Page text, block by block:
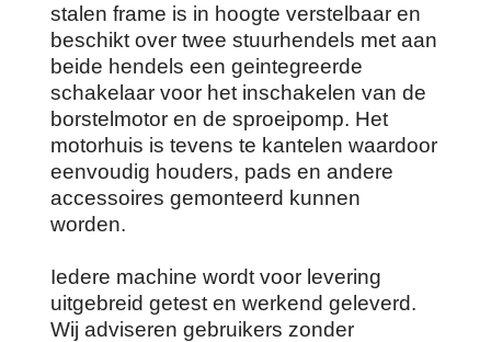
stalen frame is in hoogte verstelbaar en
beschikt over twee stuurhendels met aan
beide hendels een geintegreerde
schakelaar voor het inschakelen van de
borstelmotor en de sproeipomp. Het
motorhuis is tevens te kantelen waardoor
eenvoudig houders, pads en andere
accessoires gemonteerd kunnen
worden.
Iedere machine wordt voor levering
uitgebreid getest en werkend geleverd.
Wij adviseren gebruikers zonder